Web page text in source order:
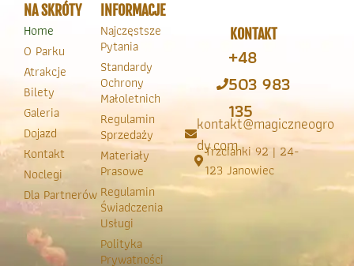
NA SKRÓTY
Home
O Parku
Atrakcje
Bilety
Galeria
Dojazd
Kontakt
Noclegi
Dla Partnerów
INFORMACJE
Najczęstsze
Pytania
Standardy
Ochrony
Małoletnich
Regulamin
Sprzedaży
Materiały
Prasowe
Regulamin
Świadczenia
Usługi
Polityka
Prywatności
KONTAKT
+48
503 983
135
kontakt@magiczneogro
dy.com
Trzcianki 92 | 24-
123 Janowiec